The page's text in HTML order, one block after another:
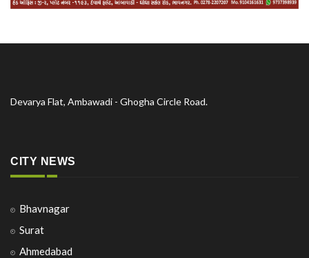
Devarya Flat, Ambawadi - Ghogha Circle Road.
CITY NEWS
Bhavnagar
Surat
Ahmedabad